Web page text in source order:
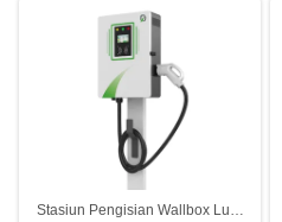
Stasiun Pengisian Wallbox Luar